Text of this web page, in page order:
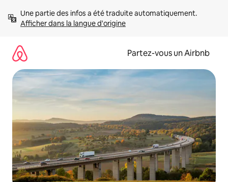
directement
Afficher dans la langue d'origine
Partez-vous un Airbnb